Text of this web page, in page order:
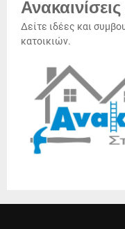
Δείτε ιδέες και
κατοικιών.